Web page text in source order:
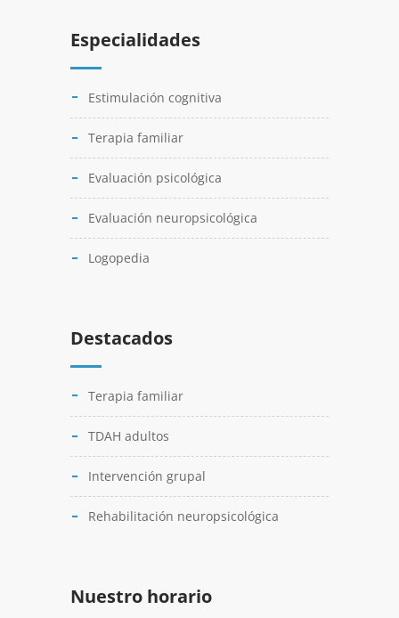
Especialidades
Estimulación cognitiva
Terapia familiar
Evaluación psicológica
Evaluación neuropsicológica
Logopedia
Destacados
Terapia familiar
TDAH adultos
Intervención grupal
Rehabilitación neuropsicológica
Nuestro horario